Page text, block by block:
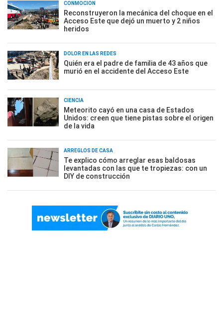
CONMOCIÓN
Reconstruyeron la mecánica del choque en el
Acceso Este que dejó un muerto y 2 niños
heridos
DOLOR EN LAS REDES
Quién era el padre de familia de 43 años que
murió en el accidente del Acceso Este
CIENCIA
Meteorito cayó en una casa de Estados
Unidos: creen que tiene pistas sobre el origen
de la vida
ARREGLOS DE CASA
Te explico cómo arreglar esas baldosas
levantadas con las que te tropiezas: con un
DIY de construcción